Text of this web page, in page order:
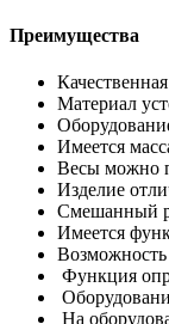
Преимущества
Материал
Имеется
Весы можно
Изделие
Смешанный
Имеется
Функция
На